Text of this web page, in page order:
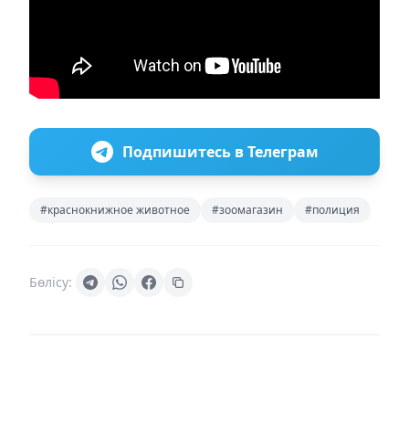
Подпишитесь в Телеграм
#краснокнижное животное #зоомагазин #полиция
Бөлісу: